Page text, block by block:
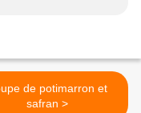
de potimarron et
safran >